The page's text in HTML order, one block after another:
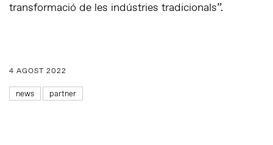
transformació de les indústries tradicionals”.
4 AGOST 2022
news partner